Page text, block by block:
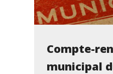
Compte-
municipal